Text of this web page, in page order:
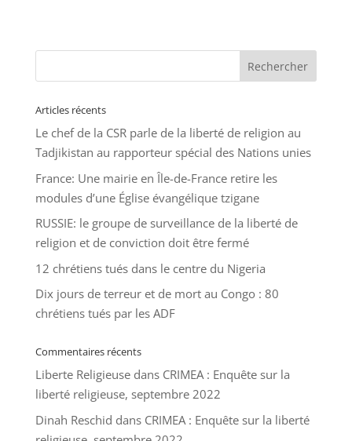
Articles récents
Le chef de la CSR parle de la liberté de religion au
Tadjikistan au rapporteur spécial des Nations unies
France: Une mairie en Île-de-France retire les
modules d’une Église évangélique tzigane
RUSSIE: le groupe de surveillance de la liberté de
religion et de conviction doit être fermé
12 chrétiens tués dans le centre du Nigeria
Dix jours de terreur et de mort au Congo : 80
chrétiens tués par les ADF
Commentaires récents
Liberte Religieusedans CRIMEA : Enquête sur la
liberté religieuse, septembre 2022
Dinah Reschid dans CRIMEA : Enquête sur la liberté